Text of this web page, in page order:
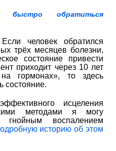
быстро обратиться
человек обратился
трёх месяцев болезни,
состояние привести
приходит через 10 лет
гормонах», то здесь
состояние.
исцеления
методами я могу
воспалением
историю об этом